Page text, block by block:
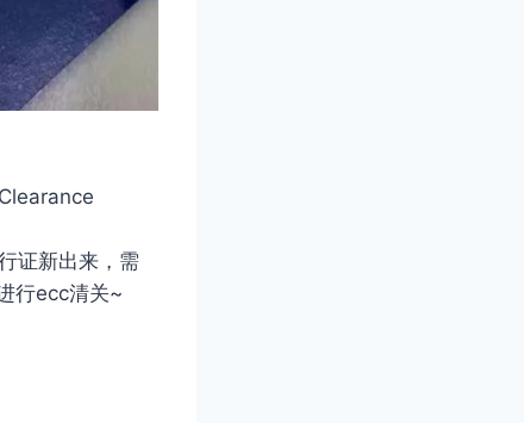
证新出来，需
行ecc清关~